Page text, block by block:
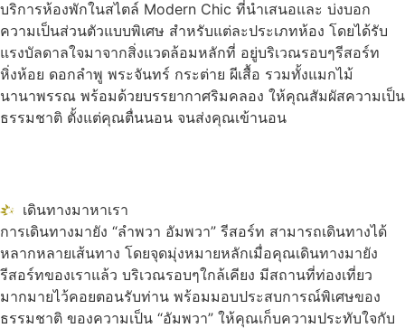
บริการห้องพักในสไตล์ Modern Chic ที่นำเสนอและ บ่งบอก
ความเป็นส่วนตัวแบบพิเศษ สำหรับแต่ละประเภทห้อง โดยได้รับ
แรงบัลดาลใจมาจากสิ่งแวดล้อมหลักที่ อยู่บริเวณรอบๆรีสอร์ท
หิ่งห้อย ดอกลำพู พระจันทร์ กระต่าย ผีเสื้อ รวมทั้งแมกไม้
นานาพรรณ พร้อมด้วยบรรยากาศริมคลอง ให้คุณสัมผัสความเป็น
ธรรมชาติ ตั้งแต่คุณตื่นนอน จนส่งคุณเข้านอน
เดินทางมาหาเรา
การเดินทางมายัง “ลำพวา อัมพวา” รีสอร์ท สามารถเดินทางได้
หลากหลายเส้นทาง โดยจุดมุ่งหมายหลักเมื่อคุณเดินทางมายัง
รีสอร์ทของเราแล้ว บริเวณรอบๆใกล้เคียง มีสถานที่ท่องเที่ยว
มากมายไว้คอยตอนรับท่าน พร้อมมอบประสบการณ์พิเศษของ
ธรรมชาติ ของความเป็น “อัมพวา” ให้คุณเก็บความประทับใจกับ